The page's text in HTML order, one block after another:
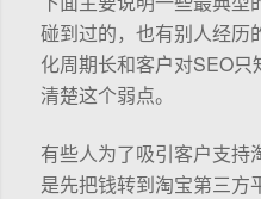
碰到过的，也有别人经历
化周期长和客户对SEO
清楚这个弱点。
有些人为了吸引客户支持
是先把钱转到淘宝第三方